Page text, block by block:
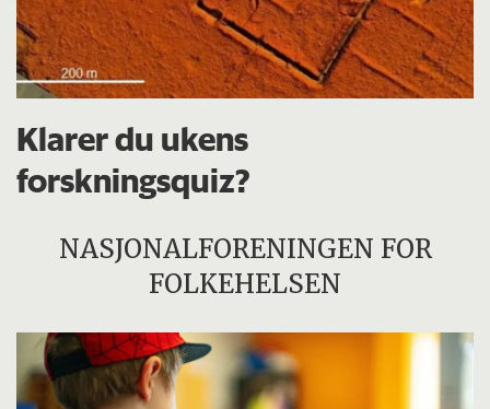
Klarer du ukens
forskningsquiz?
NASJONALFORENINGEN FOR
FOLKEHELSEN